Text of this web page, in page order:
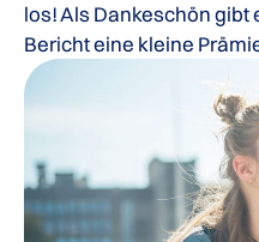
los! Als Dankeschön
Bericht eine kleine